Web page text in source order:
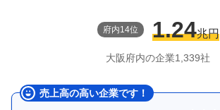
府内14位 1.24兆円
大阪府内の企業1,339社
売上高の高い企業です！